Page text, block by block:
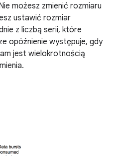
możesz zmienić rozmiaru
ustawić rozmiar
z liczbą serii, które
opóźnienie występuje, gdy
jest wielokrotnością